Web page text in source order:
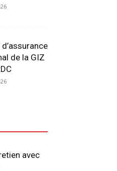
de la GIZ
avec